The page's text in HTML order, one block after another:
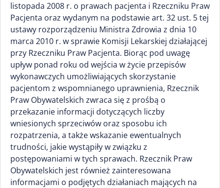
listopada 2008 r. o prawach pacjenta i Rzeczniku Praw
Pacjenta oraz wydanym na podstawie art. 32 ust. 5 tej
ustawy rozporządzeniu Ministra Zdrowia z dnia 10
marca 2010 r. w sprawie Komisji Lekarskiej działającej
przy Rzeczniku Praw Pacjenta. Biorąc pod uwagę
upływ ponad roku od wejścia w życie przepisów
wykonawczych umożliwiających skorzystanie
pacjentom z wspomnianego uprawnienia, Rzecznik
Praw Obywatelskich zwraca się z prośbą o
przekazanie informacji dotyczących liczby
wniesionych sprzeciwów oraz sposobu ich
rozpatrzenia, a także wskazanie ewentualnych
trudności, jakie wystąpiły w związku z
postępowaniami w tych sprawach. Rzecznik Praw
Obywatelskich jest również zainteresowana
informacjami o podjętych działaniach mających na